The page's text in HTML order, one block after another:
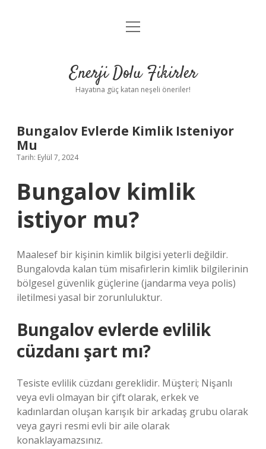
Anasayfa
Yasal Uyarı
menüyü
Enerji Dolu Fikirler
Hayatına güç katan neşeli öneriler!
Bungalov Evlerde Kimlik Isteniyor
Mu
Tarih: Eylül 7, 2024
Bungalov kimlik
istiyor mu?
Maalesef bir kişinin kimlik bilgisi yeterli değildir.
Bungalovda kalan tüm misafirlerin kimlik bilgilerinin
bölgesel güvenlik güçlerine (jandarma veya polis)
iletilmesi yasal bir zorunluluktur.
Bungalov evlerde evlilik
cüzdanı şart mı?
Tesiste evlilik cüzdanı gereklidir. Müşteri; Nişanlı
veya evli olmayan bir çift olarak, erkek ve
kadınlardan oluşan karışık bir arkadaş grubu olarak
veya gayri resmi evli bir aile olarak
konaklayamazsınız.